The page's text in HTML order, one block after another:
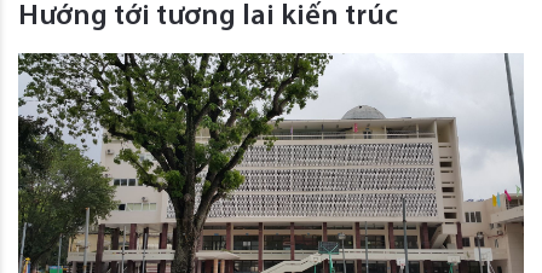
Hướng tới tương lai kiến trúc